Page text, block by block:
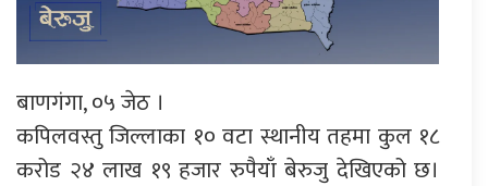
बाणगंगा, ०५ जेठ ।
कपिलवस्तु जिल्लाका १० वटा स्थानीय तहमा कुल १८
करोड २४ लाख १९ हजार रुपैयाँ बेरुजु देखिएको छ।